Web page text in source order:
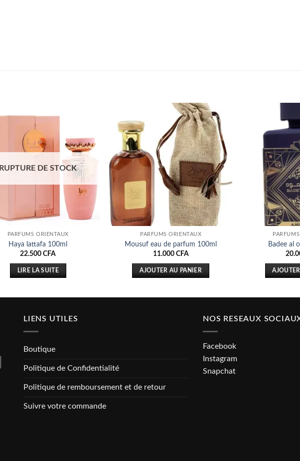
à la liste
d’envies
RUPTURE DE STOCK
PARFUMS ORIENTAUX
Haya lattafa 100ml
22.500CFA
LIRE LA SUITE
Ajouter
à la liste
d’envies
PARFUMS ORIENTAUX
Mousuf eau de parfum 100ml
11.000 CFA
AJOUTER AU PANIER
Badee al
LIENS UTILES
Boutique
Politique de Confidentialité
Politique de remboursement et de retour
Suivre votre commande
NOS RESEAUX
Facebook
Instagram
Snapchat